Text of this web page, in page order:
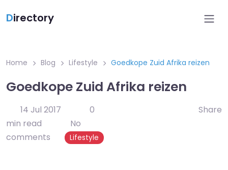
Directory
Home Blog Lifestyle Goedkope Zuid Afrika reizen
Goedkope Zuid Afrika reizen
14 Jul 2017
0
min read
No
comments
Lifestyle
Share